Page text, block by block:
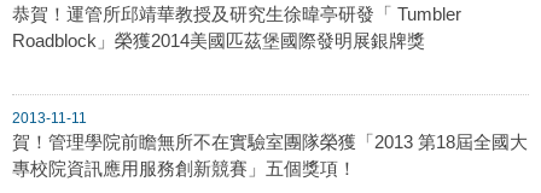
恭賀！運管所邱靖華教授及研究生徐暐亭研發「 Tumbler
Roadblock」榮獲2014美國匹茲堡國際發明展銀牌獎
2013-11-11
賀！管理學院前瞻無所不在實驗室團隊榮獲「2013 第18屆全國大
專校院資訊應用服務創新競賽」五個獎項！